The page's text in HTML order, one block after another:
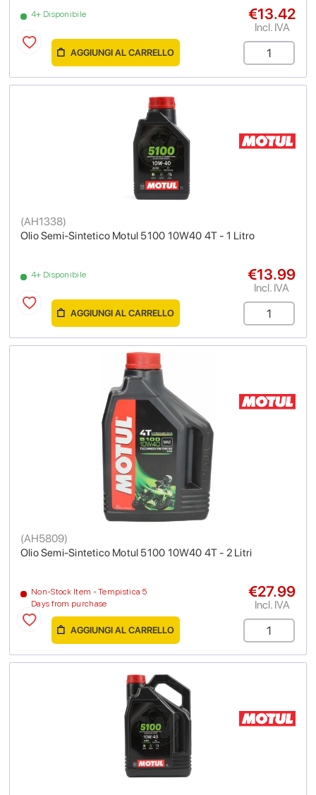
4+ Disponibile €13.42
Incl. IVA
AGGIUNGI AL CARRELLO
Olio Semi-Sintetico Motul 5100 10W40 4T - 1 Litro
(AH1338)
4+ Disponibile €13.99
Incl. IVA
AGGIUNGI AL CARRELLO
Olio Semi-Sintetico Motul 5100 10W40 4T - 2 Litri
(AH5809)
Non-Stock Item - Tempistica 5
Days from purchase
€27.99
Incl. IVA
AGGIUNGI AL CARRELLO